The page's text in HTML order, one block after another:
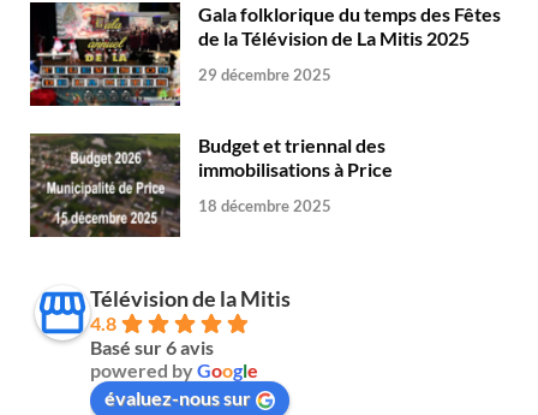
Gala folklorique du temps des Fêtes
de la Télévision de La Mitis 2025
29 décembre 2025
Budget et triennal des
immobilisations à Price
18 décembre 2025
Télévision de la Mitis
4.8
Basé sur 6 avis
powered byGoogle
évaluez-nous sur